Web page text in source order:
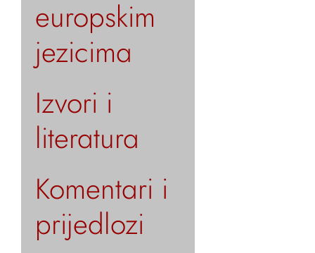
europskim
jezicima
Izvori i
literatura
Komentari i
prijedlozi